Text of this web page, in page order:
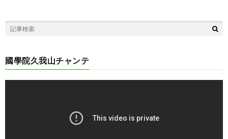
國學院久我山チャンテ
動